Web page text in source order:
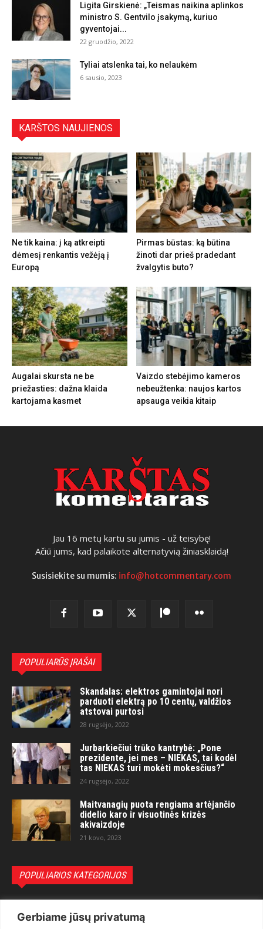
Gerbiame jūsų privatumą
Ligita Girskienė: „Teismas naikina aplinkos
ministro S. Gentvilo įsakymą, kuriuo
gyventojai...
22 gruodžio, 2022
Tyliai atslenka tai, ko nelaukėm
6 sausio, 2023
KARŠTOS NAUJIENOS
Ne tik kaina: į ką atkreipti
dėmesį renkantis vežėją į
Europą
Pirmas būstas: ką būtina
žinoti dar prieš pradedant
žvalgytis buto?
Augalai skursta ne be
priežasties: dažna klaida
kartojama kasmet
Vaizdo stebėjimo kameros
nebeužtenka: naujos kartos
apsauga veikia kitaip
Jau 16 metų kartu su jumis - už teisybę!
Ačiū jums, kad palaikote alternatyvią žiniasklaidą!
Susisiekite su mumis: info@hotcommentary.com
POPULIARŪS ĮRAŠAI
Skandalas: elektros gamintojai nori
parduoti elektrą po 10 centų, valdžios
atstovai purtosi
28 rugsėjo, 2022
Jurbarkiečiui trūko kantrybė: „Pone
prezidente, jei mes – NIEKAS, tai kodėl
tas NIEKAS turi mokėti mokesčius?“
24 rugsėjo, 2022
Maitvanagių puota rengiama artėjančio
didelio karo ir visuotinės krizės
akivaizdoje
21 kovo, 2023
POPULIARIOS KATEGORIJOS